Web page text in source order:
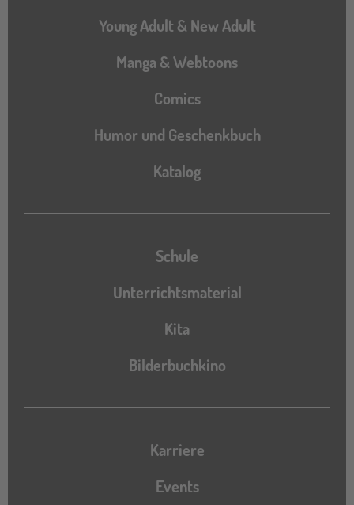
Young Adult & New Adult
Manga & Webtoons
Comics
Humor und Geschenkbuch
Katalog
Katalog
Schule
Unterrichtsmaterial
Kita
Bilderbuchkino
Karriere
Events